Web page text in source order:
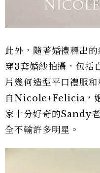
此外，隨著婚禮釋出
穿3套婚紗拍攝，包括
片幾何造型平口禮服
自Nicole+Felicia，
家十分好奇的Sandy
全不輸許多明星。